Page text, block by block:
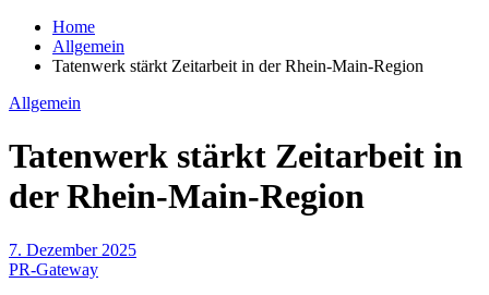
Home
Allgemein
Tatenwerk stärkt Zeitarbeit in der Rhein-Main-Region
Allgemein
Tatenwerk stärkt Zeitarbeit in
der Rhein-Main-Region
7. Dezember 2025
PR-Gateway